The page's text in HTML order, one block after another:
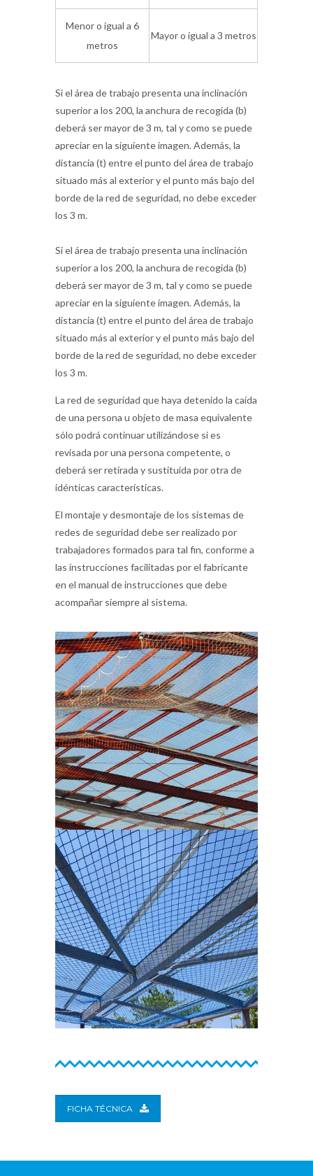
Menor o igual a 6
metros
Mayor o igual a 3 metros
Si el área de trabajo presenta una inclinación
superior a los 200, la anchura de recogida (b)
deberá ser mayor de 3 m, tal y como se puede
apreciar en la siguiente imagen. Además, la
distancia (t) entre el punto del área de trabajo
situado más al exterior y el punto más bajo del
borde de la red de seguridad, no debe exceder
los 3 m.
Si el área de trabajo presenta una inclinación
superior a los 200, la anchura de recogida (b)
deberá ser mayor de 3 m, tal y como se puede
apreciar en la siguiente imagen. Además, la
distancia (t) entre el punto del área de trabajo
situado más al exterior y el punto más bajo del
borde de la red de seguridad, no debe exceder
los 3 m.
La red de seguridad que haya detenido la caída
de una persona u objeto de masa equivalente
sólo podrá continuar utilizándose si es
revisada por una persona competente, o
deberá ser retirada y sustituida por otra de
idénticas características.
El montaje y desmontaje de los sistemas de
redes de seguridad debe ser realizado por
trabajadores formados para tal fin, conforme a
las instrucciones facilitadas por el fabricante
en el manual de instrucciones que debe
acompañar siempre al sistema.
FICHA TÉCNICA